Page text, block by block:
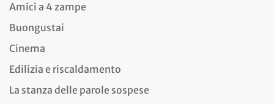
Amici a 4 zampe
Buongustai
Cinema
Edilizia e riscaldamento
La stanza delle parole sospese